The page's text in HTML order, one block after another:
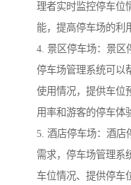
理者实时监控停车位
能，提高停车场的利
4. 景区停车场：景区
停车场管理系统可以
使用情况，提供车位
用率和游客的停车体
5. 酒店停车场：酒店
需求，停车场管理系
车位情况、提供停车